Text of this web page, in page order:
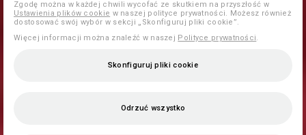
Zgodę można w każdej chwili wycofać ze skutkiem na przyszłość w
Ustawienia plików cookie w naszej polityce prywatności. Możesz również
dostosować swój wybór w sekcji „Skonfiguruj pliki cookie”.
Więcej informacji można znaleźć w naszej Polityce prywatności
Skonfiguruj pliki cookie
Odrzuć wszystko